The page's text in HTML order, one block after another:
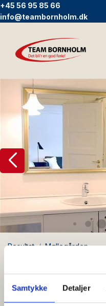
Samtykke Detaljer
+45 56 95 85 66
info@teambornholm.dk
Resultat
Møllegården
personer